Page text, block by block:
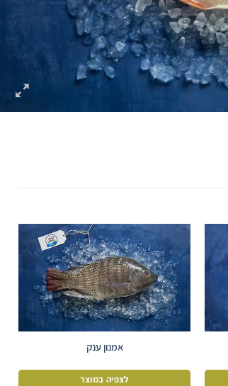
אמנון ענק
לצפיה במוצר